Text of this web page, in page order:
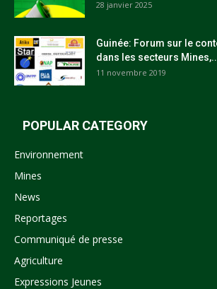
28 janvier 2025
Guinée: Forum sur le
dans les secteurs
11 novembre 2019
POPULAR CATEGORY
Environnement
Mines
News
Reportages
Communiqué de presse
Agriculture
Expressions Jeunes